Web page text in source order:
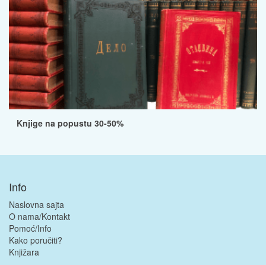
Knjige na popustu 30-50%
Info
Naslovna sajta
O nama/Kontakt
Pomoć/Info
Kako poručiti?
Knjižara